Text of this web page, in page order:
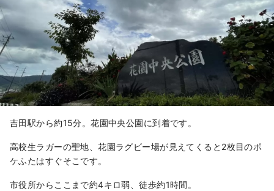
吉田駅から約15分。花園中央公園に到着です。
高校生ラガーの聖地、花園ラグビー場が見えてくると2枚目のポ
ケふたはすぐそこです。
市役所からここまで約4キロ弱、徒歩約1時間。